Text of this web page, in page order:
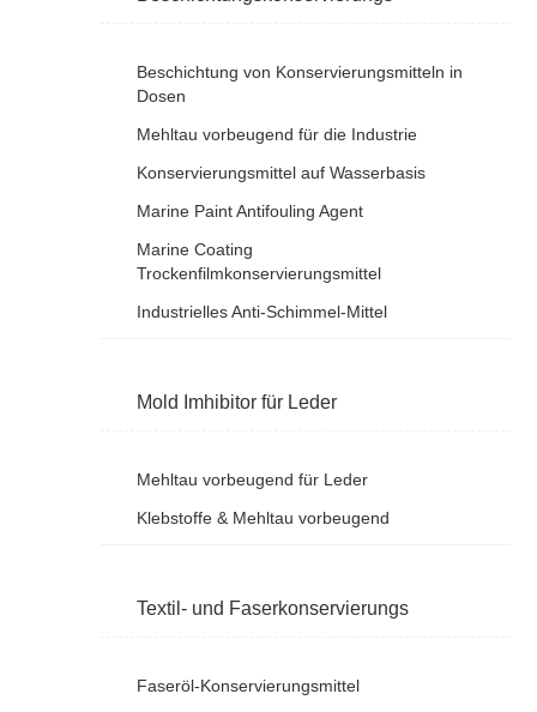
Beschichtung von Konservierungsmitteln in
Dosen
Mehltau vorbeugend für die Industrie
Konservierungsmittel auf Wasserbasis
Marine Paint Antifouling Agent
Marine Coating
Trockenfilmkonservierungsmittel
Industrielles Anti-Schimmel-Mittel
Mold Imhibitor für Leder
Mehltau vorbeugend für Leder
Klebstoffe & Mehltau vorbeugend
Textil- und Faserkonservierungs
Faseröl-Konservierungsmittel